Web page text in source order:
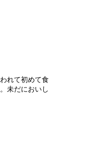
れて初めて食
未だにおいし